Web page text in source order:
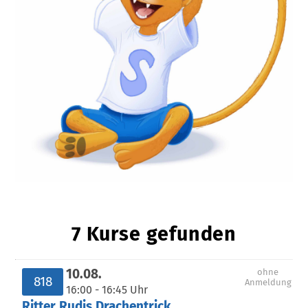
7 Kurse gefunden
10.08.
16:00 - 16:45 Uhr
818
ohne
Anmeldung